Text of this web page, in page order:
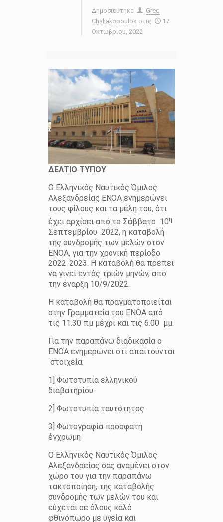
Δημοσιεύτηκε
Greg
Chaliakopoulos στις
17
Οκτωβρίου, 2022
ΔΕΛΤΙΟ ΤΥΠΟΥ
Ο Ελληνικός Ναυτικός Όμιλος
Αλεξανδρείας ΕΝΟΑ ενημερώνει
τους φίλους και τα μέλη του, ότι
έχει αρχίσει από το Σάββατο 10η
Σεπτεμβρίου 2022, η καταβολή
της συνδρομής των μελών στον
ΕΝΟΑ, για την χρονική περίοδο
2022-2023. Η καταβολή θα πρέπει
να γίνει εντός τριών μηνών, από
την έναρξη 10/9/2022.
H καταβολή θα πραγματοποιείται
στην Γραμματεία του ΕΝΟΑ από
τις 11.30 πμ μέχρι και τις 6.00 μμ.
Για την παραπάνω διαδικασία ο
ΕΝΟΑ ενημερώνει ότι απαιτούνται
στοιχεία:
1] Φωτοτυπία ελληνικού
διαβατηρίου
2] Φωτοτυπία ταυτότητος
3] Φωτογραφία πρόσφατη
έγχρωμη
Ο Ελληνικός Ναυτικός Όμιλος
Αλεξανδρείας σας αναμένει στον
χώρο του για την παραπάνω
τακτοποίηση, της καταβολής
συνδρομής των μελών του και
εύχεται σε όλους καλό
φθινόπωρο με υγεία και